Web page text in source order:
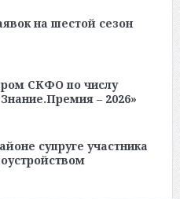
на шестой сезон
СКФО по числу
– 2026»
супруге участника